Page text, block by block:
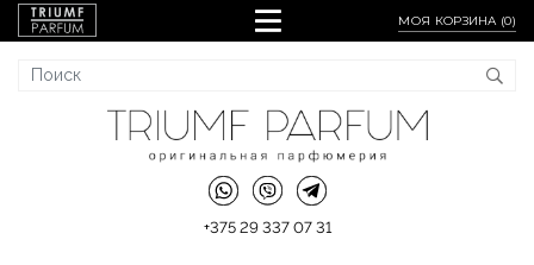
МОЯ КОРЗИНА (0)
+375 29 337 07 31